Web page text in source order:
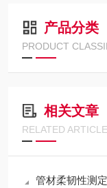
产品分类
PRODUCT
相关文章
RELATED
管材柔韧性测